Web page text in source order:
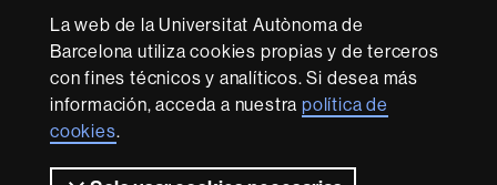
La web de la Universitat Autònoma de
Barcelona utiliza cookies propias y de terceros
con fines técnicos y analíticos. Si desea más
información, acceda a nuestrapolítica de
cookies.
esta
web Aviso legal Protección de datos Sobre el
web
Accesibilidad web Mapa del web UAB
Somos una universidad líder que imparte una docencia
adecuada a las necesidades de la sociedad y adaptada a